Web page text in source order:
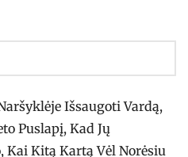
Išsaugoti Vardą,
Puslapį, Kad Jų
Kai Kitą Kartą Vėl Norėsiu